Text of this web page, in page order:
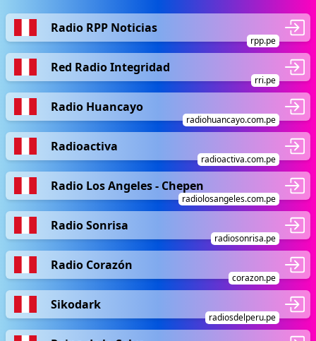
Radio RPP Noticias
rpp.pe
Red Radio Integridad
rri.pe
Radio Huancayo
radiohuancayo.com.pe
Radioactiva
radioactiva.com.pe
Radio Los Angeles - Chepen
radiolosangeles.com.pe
Radio Sonrisa
radiosonrisa.pe
Radio Corazón
corazon.pe
Sikodark
radiosdelperu.pe